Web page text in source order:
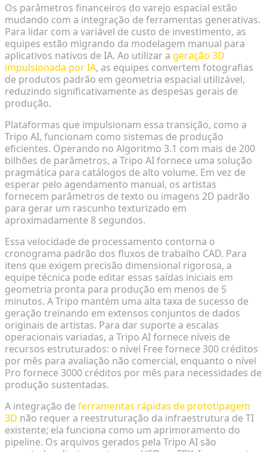
Os parâmetros financeiros do varejo espacial estão
mudando com a integração de ferramentas generativas.
Para lidar com a variável de custo de investimento, as
equipes estão migrando da modelagem manual para
aplicativos nativos de IA. Ao utilizar a geração 3D
impulsionada por IA, as equipes convertem fotografias
de produtos padrão em geometria espacial utilizável,
reduzindo significativamente as despesas gerais de
produção.
Plataformas que impulsionam essa transição, como a
Tripo AI, funcionam como sistemas de produção
eficientes. Operando no Algoritmo 3.1 com mais de 200
bilhões de parâmetros, a Tripo AI fornece uma solução
pragmática para catálogos de alto volume. Em vez de
esperar pelo agendamento manual, os artistas
fornecem parâmetros de texto ou imagens 2D padrão
para gerar um rascunho texturizado em
aproximadamente 8 segundos.
Essa velocidade de processamento contorna o
cronograma padrão dos fluxos de trabalho CAD. Para
itens que exigem precisão dimensional rigorosa, a
equipe técnica pode editar essas saídas iniciais em
geometria pronta para produção em menos de 5
minutos. A Tripo mantém uma alta taxa de sucesso de
geração treinando em extensos conjuntos de dados
originais de artistas. Para dar suporte a escalas
operacionais variadas, a Tripo AI fornece níveis de
recursos estruturados: o nível Free fornece 300 créditos
por mês para avaliação não comercial, enquanto o nível
Pro fornece 3000 créditos por mês para necessidades de
produção sustentadas.
A integração de ferramentas rápidas de prototipagem
3D não requer a reestruturação da infraestrutura de TI
existente; ela funciona como um aprimoramento do
pipeline. Os arquivos gerados pela Tripo AI são